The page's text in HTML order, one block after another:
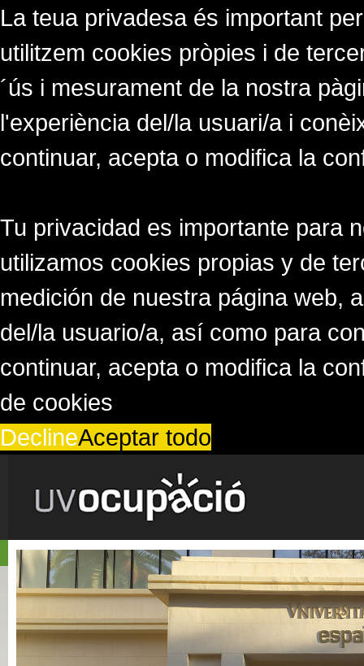
La teua privadesa és important
utilitzem cookies pròpies i de
´ús i mesurament de la nostra
l'experiència del/la usuari/a i
continuar, acepta o modifica la
Tu privacidad es importante para
utilizamos cookies propias y de
medición de nuestra página web,
del/la usuario/a, así como para
continuar, acepta o modifica la
de cookies
DeclineAceptar todo